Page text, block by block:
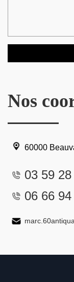
Nos
60000
03 59
06 66